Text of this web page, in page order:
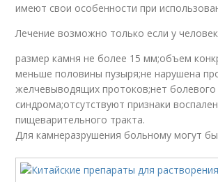
имеют свои особенности при
Лечение возможно только если у
размер камня не более 15 мм;объем
меньше половины пузыря;не нарушена
желчевыводящих протоков;нет болевого
синдрома;отсутствуют признаки
пищеварительного тракта.
Для камнеразрушения больному могут